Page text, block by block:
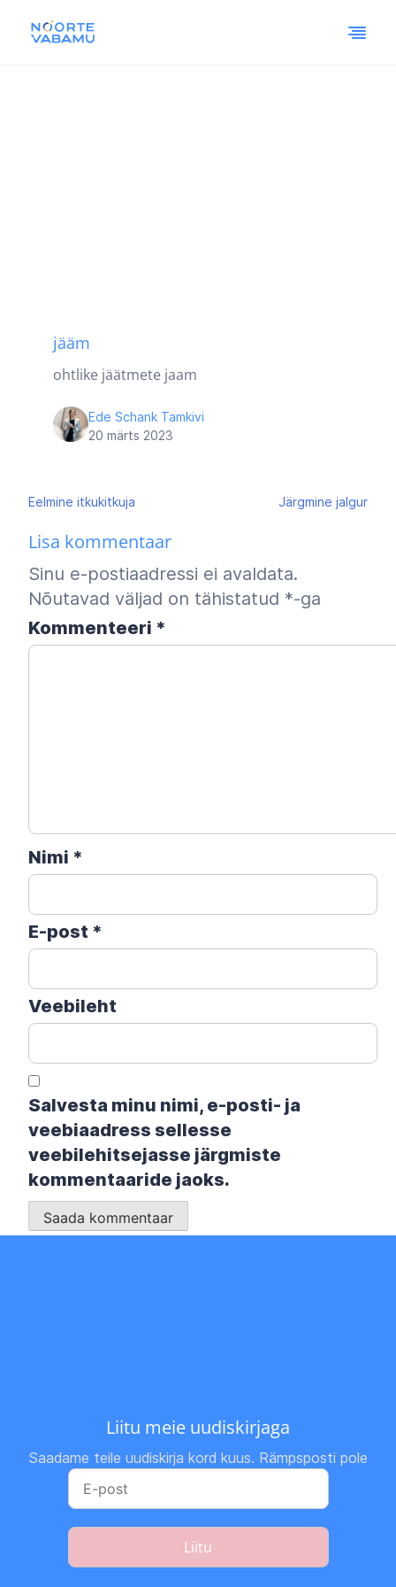
jääm
ohtlike jäätmete jaam
Ede Schank Tamkivi
20 märts 2023
Navigeerimine
Eelmine itkukitkuja Järgmine jalgur
Lisa kommentaar
Sinu e-postiaadressi ei avaldata.
Nõutavad väljad on tähistatud *-ga
Kommenteeri *
Nimi *
E-post *
Veebileht
Salvesta minu nimi, e-posti- ja
veebiaadress sellesse
veebilehitsejasse järgmiste
kommentaaride jaoks.
Liitu meie uudiskirjaga
Saadame teile uudiskirja kord kuus. Rämpsposti pole
Liitu